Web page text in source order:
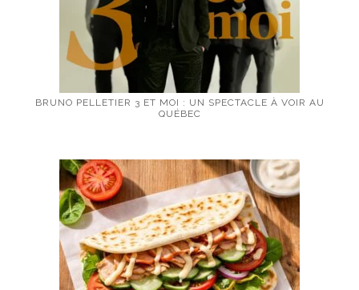
BRUNO PELLETIER 3 ET MOI : UN SPECTACLE À VOIR AU
QUÉBEC